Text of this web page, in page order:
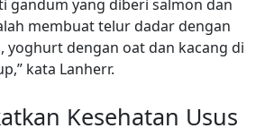
gandum yang diberi salmon dan
membuat telur dadar dengan
yoghurt dengan oat dan kacang di
kata Lanherr.
Kesehatan Usus